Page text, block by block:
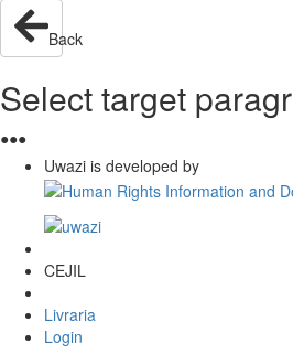
Back
Select target
●●●
Uwazi is developed by
CEJIL
Livraria
Login